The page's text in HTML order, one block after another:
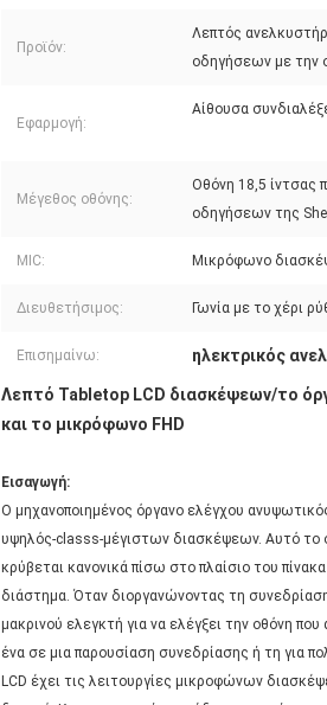
Προϊόν:
Λεπτός
οδηγήσεων με την
Εφαρμογή:
Αίθουσα
Μέγεθος οθόνης:
Οθόνη 18,5 ίντσας
οδηγήσεων της Shell
MIC: Μικρόφωνο
Διευθετήσιμος: Γωνία με το χέρι
Επισημαίνω: ηλεκτρικός
Λεπτό Tabletop LCD διασκέψεων/το
και το μικρόφωνο FHD
Εισαγωγή:
Ο μηχανοποιημένος όργανο ελέγχου
υψηλός-classs-μέγιστων διασκέψεων. Αυτό το
κρύβεται κανονικά πίσω στο πλαίσιο του
διάστημα. Όταν διοργανώνοντας τη
μακρινού ελεγκτή για να ελέγξει την οθόνη
ένα σε μια παρουσίαση συνεδρίασης ή τη για
LCD έχει τις λειτουργίες μικροφώνων